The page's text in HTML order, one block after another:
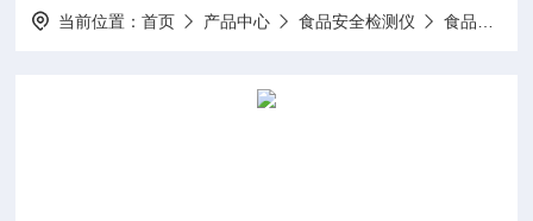
当前位置：首页 产品中心 食品安全检测仪 食品品质检测仪器